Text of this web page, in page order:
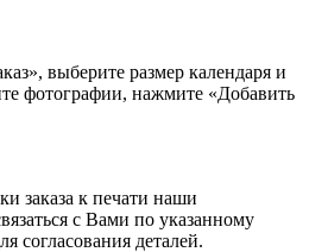
выберите размер календаря и
фотографии, нажмите «Добавить
заказа к печати наши
с Вами по указанному
согласования деталей.